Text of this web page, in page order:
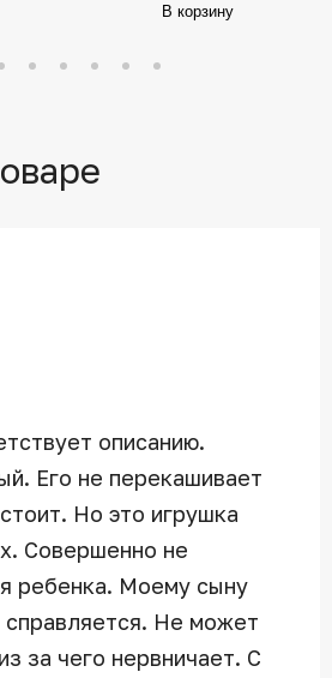
В корзину
описанию.
Его не перекашивает
Но это игрушка
Совершенно не
ребенка. Моему сыну
справляется. Не может
за чего нервничает. С